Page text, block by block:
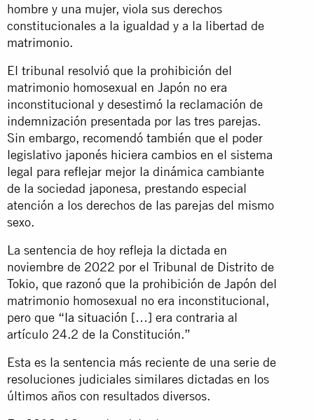
hombre y una mujer, viola sus derechos
constitucionales a la igualdad y a la libertad de
matrimonio.
El tribunal resolvió que la prohibición del
matrimonio homosexual en Japón no era
inconstitucional y desestimó la reclamación de
indemnización presentada por las tres parejas.
Sin embargo, recomendó también que el poder
legislativo japonés hiciera cambios en el sistema
legal para reflejar mejor la dinámica cambiante
de la sociedad japonesa, prestando especial
atención a los derechos de las parejas del mismo
sexo.
La sentencia de hoy refleja la dictada en
noviembre de 2022 por el Tribunal de Distrito de
Tokio, que razonó que la prohibición de Japón del
matrimonio homosexual no era inconstitucional,
pero que “la situación […] era contraria al
artículo 24.2 de la Constitución.”
Esta es la sentencia más reciente de una serie de
resoluciones judiciales similares dictadas en los
últimos años con resultados diversos.